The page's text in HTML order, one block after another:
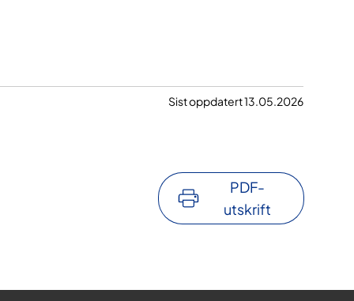
Sist oppdatert 13.05.2026
PDF-
utskrift